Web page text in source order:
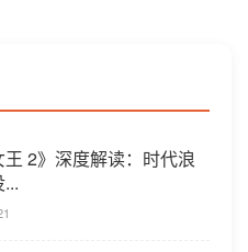
王 2》深度解读：时代浪